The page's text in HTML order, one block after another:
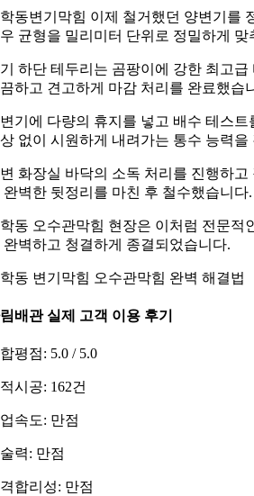
동변기막힘 이제 철거했던 양변기를
균형을 밀리미터 단위로 정밀하게 맞
하단 테두리는 곰팡이에 강한 최고
하고 견고하게 마감 처리를 완료했습
기에 다량의 휴지를 넣고 배수 테스
없이 시원하게 내려가는 통수 능력을
화장실 바닥의 소독 처리를 진행하
완벽한 뒷정리를 마친 후 철수했습니다.
동 오수관막힘 현장은 이처럼 전문적
완벽하고 청결하게 종결되었습니다.
동 변기막힘 오수관막힘 완벽 해결법
배관 실제 고객 이용 후기
평점: 5.0 / 5.0
시공: 162건
속도: 만점
력: 만점
합리성: 만점